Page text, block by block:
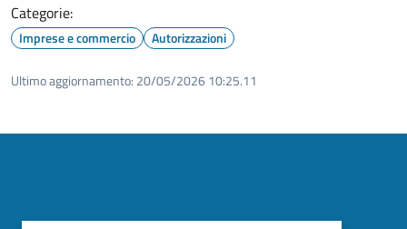
Categorie:
Imprese e commercio Autorizzazioni
Ultimo aggiornamento: 20/05/2026 10:25.11